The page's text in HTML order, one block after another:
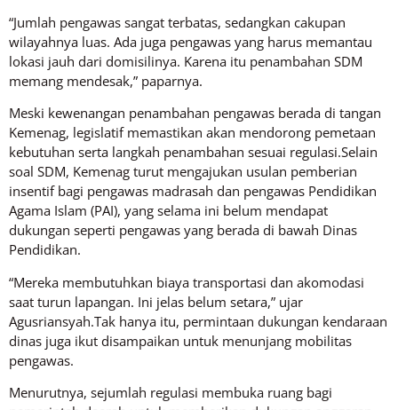
“Jumlah pengawas sangat terbatas, sedangkan cakupan
wilayahnya luas. Ada juga pengawas yang harus memantau
lokasi jauh dari domisilinya. Karena itu penambahan SDM
memang mendesak,” paparnya.
Meski kewenangan penambahan pengawas berada di tangan
Kemenag, legislatif memastikan akan mendorong pemetaan
kebutuhan serta langkah penambahan sesuai regulasi.Selain
soal SDM, Kemenag turut mengajukan usulan pemberian
insentif bagi pengawas madrasah dan pengawas Pendidikan
Agama Islam (PAI), yang selama ini belum mendapat
dukungan seperti pengawas yang berada di bawah Dinas
Pendidikan.
“Mereka membutuhkan biaya transportasi dan akomodasi
saat turun lapangan. Ini jelas belum setara,” ujar
Agusriansyah.Tak hanya itu, permintaan dukungan kendaraan
dinas juga ikut disampaikan untuk menunjang mobilitas
pengawas.
Menurutnya, sejumlah regulasi membuka ruang bagi